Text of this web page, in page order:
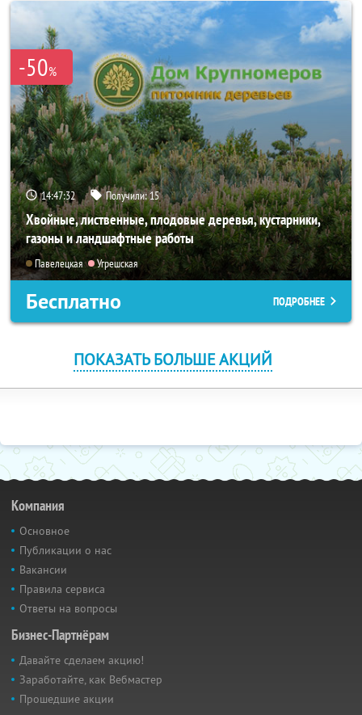
-50%
14:47:32 Получили:15
Хвойные, лиственные, плодовые деревья, кустарники,
газоны и ландшафтные работы
Павелецкая Угрешская
Бесплатно ПОДРОБНЕЕ
ПОКАЗАТЬ БОЛЬШЕ АКЦИЙ
Компания
Основное
Публикации о нас
Вакансии
Правила сервиса
Ответы на вопросы
Бизнес-Партнёрам
Давайте сделаем акцию!
Заработайте, как Вебмастер
Прошедшие акции